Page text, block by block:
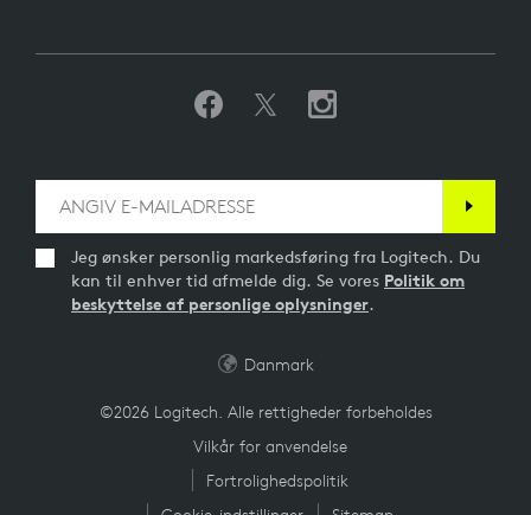
Jeg ønsker personlig markedsføring fra Logitech. Du
kan til enhver tid afmelde dig. Se vores Politik om
beskyttelse af personlige oplysninger.
©2026 Logitech. Alle rettigheder forbeholdes
Vilkår for anvendelse
Fortrolighedspolitik
Danmark